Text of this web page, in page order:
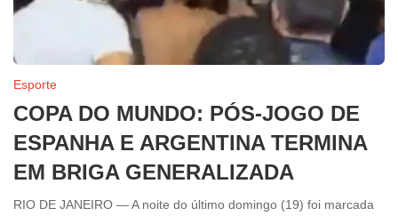
Esporte
COPA DO MUNDO: PÓS-JOGO DE
ESPANHA E ARGENTINA TERMINA
EM BRIGA GENERALIZADA
RIO DE JANEIRO — A noite do último domingo (19) foi marcada